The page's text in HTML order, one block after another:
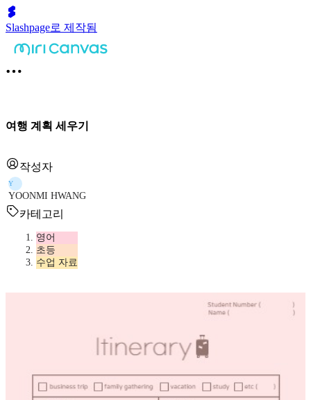
Slashpage로 제작됨
여행 계획 세우기
작성자
Y
YOONMI HWANG
카테고리
영어
초등
수업 자료